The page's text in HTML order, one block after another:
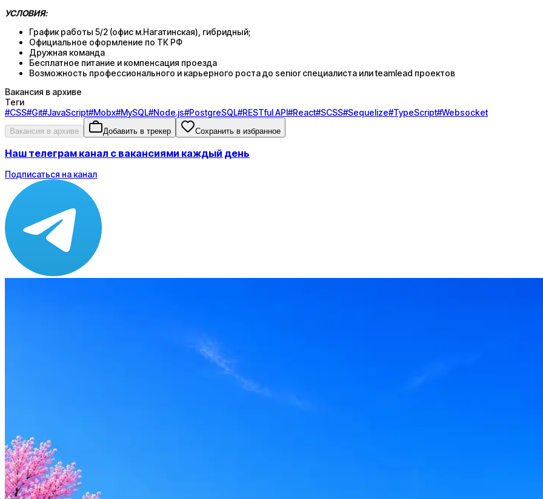
УСЛОВИЯ:
График работы 5/2 (офис м.Нагатинская), гибридный;
Официальное оформление по ТК РФ
Дружная команда
Бесплатное питание и компенсация проезда
Возможность профессионального и карьерного роста до senior специалиста или teamlead проектов
Вакансия в архиве
Теги
#CSS#Git#JavaScript#Mobx#MySQL#Node.js#PostgreSQL#RESTful API#React#SCSS#Sequelize#TypeScript#Websocket
Вакансия в архиве Добавить в трекер Сохранить в избранное
Наш телеграм канал с вакансиями каждый день
Подписаться на канал
AI-адаптация отклика под вакансию
AI генерация сопроводительных писем